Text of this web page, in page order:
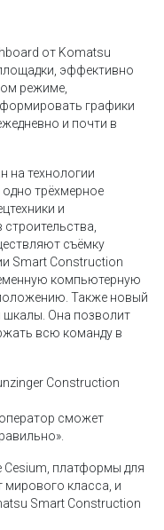
от Komatsu
эффективно
режиме,
графики
и почти в
на технологии
одно трёхмерное
и
съёмку
Smart Construction
компьютерную
Также новый
шкалы. Она позволит
всю команду в
Construction
сможет
Cesium, платформы для
мирового класса, и
Smart Construction